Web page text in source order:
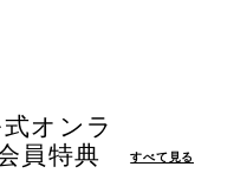
オンラ
員特典
すべて見る